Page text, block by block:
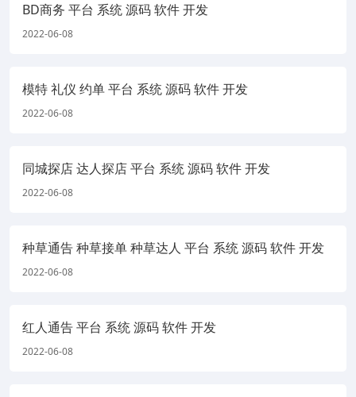
BD商务 平台 系统 源码 软件 开发
2022-06-08
模特 礼仪 约单 平台 系统 源码 软件 开发
2022-06-08
同城探店 达人探店 平台 系统 源码 软件 开发
2022-06-08
种草通告 种草接单 种草达人 平台 系统 源码 软件 开发
2022-06-08
红人通告 平台 系统 源码 软件 开发
2022-06-08